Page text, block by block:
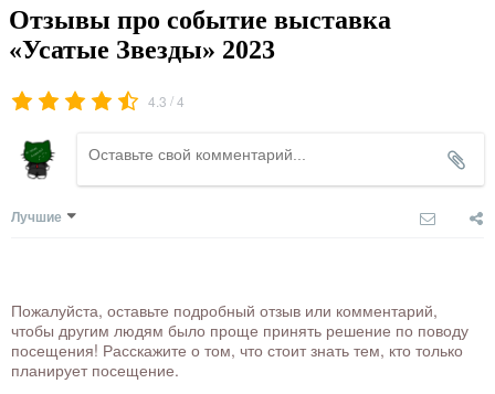
Отзывы про событие выставка
«Усатые Звезды» 2023
4.3 /4
Лучшие
Пожалуйста, оставьте подробный отзыв или комментарий,
чтобы другим людям было проще принять решение по поводу
посещения! Расскажите о том, что стоит знать тем, кто только
планирует посещение.